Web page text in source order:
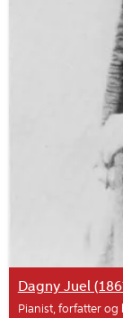
Dagny Juel
Pianist, forfatter